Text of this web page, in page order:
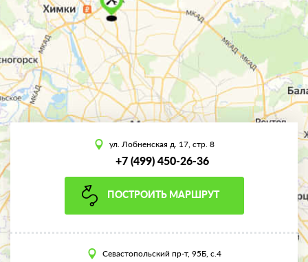
ул. Лобненская д. 17, стр. 8
+7 (499) 450-26-36
ПОСТРОИТЬ МАРШРУТ
Севастопольский пр-т, 95Б, с.4